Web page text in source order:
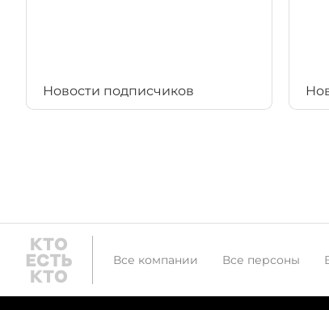
Новости подписчиков
Все компании Все персоны